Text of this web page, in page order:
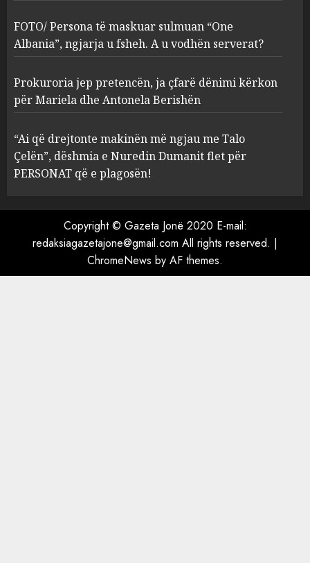
3
sulmuan “One Albania”,
ngjarja u fsheh. A u vodhën
serverat?
MARCH 25, 2025
4
Prokuroria jep pretencën, ja
çfarë dënimi kërkon për
Berishën
MARCH 25, 2025
ngjau me Talo Çelën”,
dëshmia e Nuredin Dumanit
flet për PERSONAT që e
plagosën!
FOTO/ Persona të maskuar sulmuan “One
Albania”, ngjarja u fsheh. A u vodhën serverat?
Prokuroria jep pretencën, ja çfarë dënimi kërkon
për Mariela dhe Antonela Berishën
“Ai që drejtonte makinën më ngjau me Talo
Çelën”, dëshmia e Nuredin Dumanit flet për
PERSONAT që e plagosën!
Copyright © Gazeta Jonë 2020 E-mail:
redaksiagazetajone@gmail.com All rights reserved. |
ChromeNews by AF themes.